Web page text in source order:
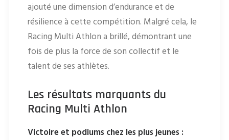
ajouté une dimension d’endurance et de
résilience à cette compétition. Malgré cela, le
Racing Multi Athlon a brillé, démontrant une
fois de plus la force de son collectif et le
talent de ses athlètes.
Les résultats marquants du
Racing Multi Athlon
Victoire et podiums chez les plus jeunes :